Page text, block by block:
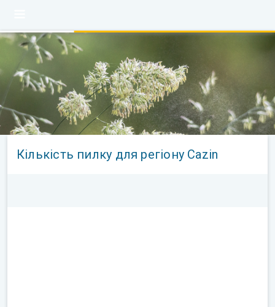
Кількість пилку для регіону Cazin